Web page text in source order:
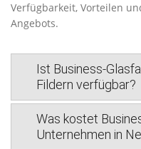
Verfügbarkeit, Vorteilen
Angebots.
Ist Business-
Fildern verfügbar?
Was kostet
Unternehmen in